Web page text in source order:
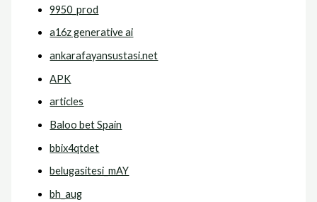
9950_prod
a16z generative ai
ankarafayansustasi.net
APK
articles
Baloo bet Spain
bbix4qtdet
belugasitesi_mAY
bh_aug